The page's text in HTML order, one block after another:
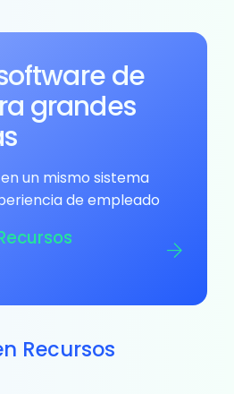
de
grandes
un mismo sistema
de empleado
Recursos